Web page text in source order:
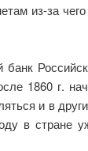
из-за
банк
1860 г.
и в
в стране